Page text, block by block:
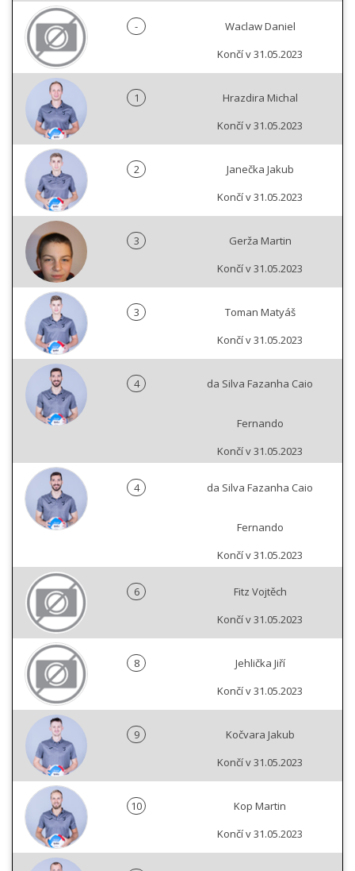
-
Waclaw Daniel
Končí v 31.05.2023
1
Hrazdira Michal
Končí v 31.05.2023
2
Janečka Jakub
Končí v 31.05.2023
3
Gerža Martin
Končí v 31.05.2023
3
Toman Matyáš
Končí v 31.05.2023
4 da Silva Fazanha Caio
Fernando
Končí v 31.05.2023
4 da Silva Fazanha Caio
Fernando
Končí v 31.05.2023
6
Fitz Vojtěch
Končí v 31.05.2023
8
Jehlička Jiří
Končí v 31.05.2023
9
Kočvara Jakub
Končí v 31.05.2023
10
Kop Martin
Končí v 31.05.2023